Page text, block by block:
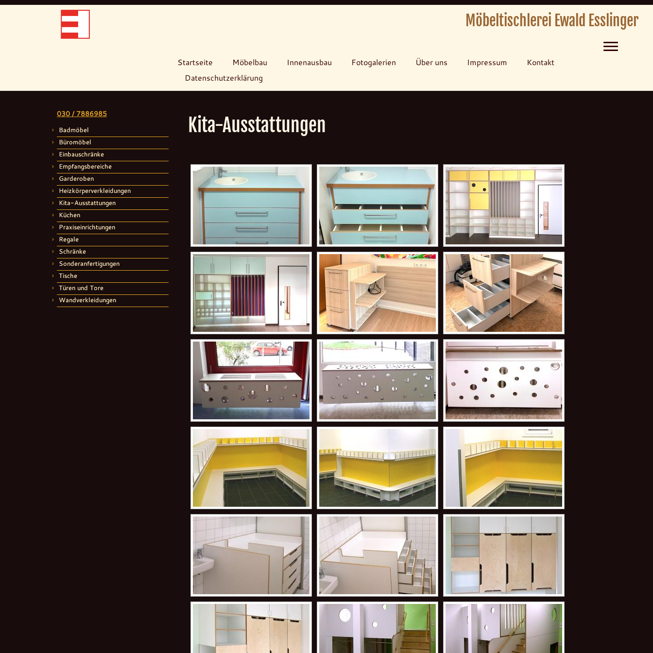
Möbeltischlerei Ewald Esslinger
Startseite Möbelbau Innenausbau Fotogalerien Über uns Impressum
Kontakt
Datenschutzerklärung
030 / 7886985
Badmöbel
Büromöbel
Einbauschränke
Empfangsbereiche
Garderoben
Heizkörperverkleidungen
Kita-Ausstattungen
Küchen
Praxiseinrichtungen
Regale
Schränke
Sonderanfertigungen
Tische
Türen und Tore
Wandverkleidungen
Kita-Ausstattungen